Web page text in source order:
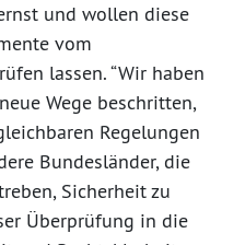
und wollen diese
vom
lassen. “Wir haben
Wege beschritten,
Regelungen
Bundesländer, die
Sicherheit zu
Überprüfung in die